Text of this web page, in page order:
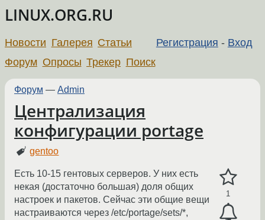
LINUX.ORG.RU
Регистрация - Вход
Новости Галерея Статьи
Форум Опросы Трекер Поиск
Форум — Admin
Централизация
конфигурации portage
gentoo
1
Есть 10-15 гентовых серверов. У них есть
некая (достаточно большая) доля общих
настроек и пакетов. Сейчас эти общие вещи
настраиваются через /etc/portage/sets/*,